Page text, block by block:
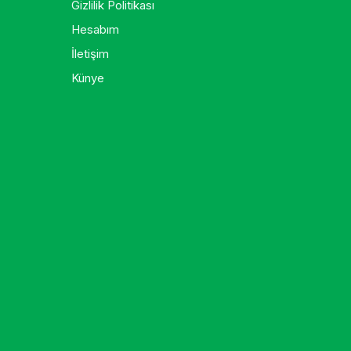
Gizlilik Politikası
Hesabım
İletişim
Künye